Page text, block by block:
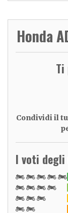
Honda
Ti
Condividi il
I voti